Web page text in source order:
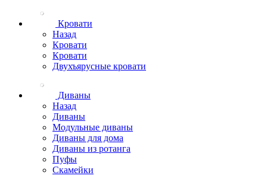
Кровати
Назад
Кровати
Кровати
Двухъярусные кровати
Диваны
Назад
Диваны
Модульные диваны
Диваны для дома
Диваны из ротанга
Пуфы
Скамейки